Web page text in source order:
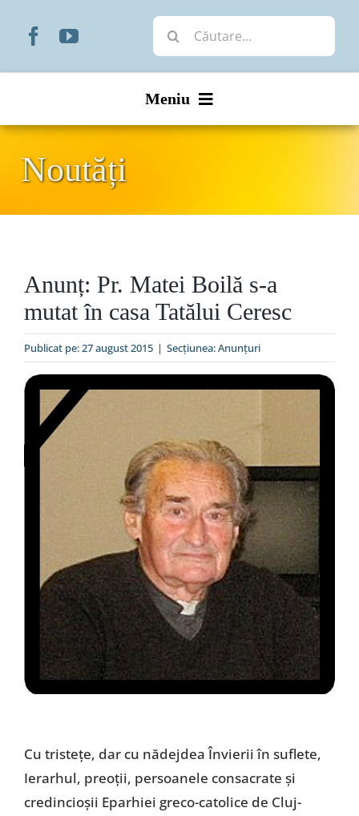
Cautare...
Meniu
Organizare
Liturgic
Special
Noutăți
Anunț: Pr. Matei Boilă s-a
mutat în casa Tatălui Ceresc
Publicat pe: 27 august 2015 | Secțiunea:Anunţuri
Cu tristețe, dar cu nădejdea Învierii în suflete,
Ierarhul, preoții, persoanele consacrate și
credincioșii Eparhiei greco-catolice de Cluj-